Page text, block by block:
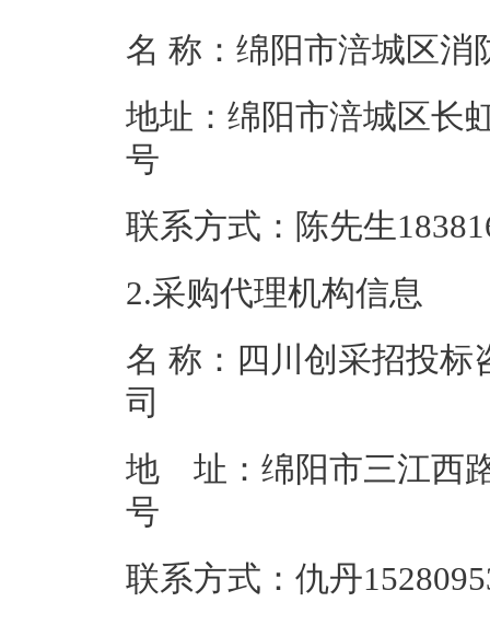
名 称：绵阳市涪
地址：绵阳市涪城区长
号
联系方式：陈先
2.采购代理机构信息
名 称：四川创采招投标
地 址：绵阳市三江西
联系方式：